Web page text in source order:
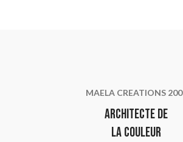
MAELA CREATIONS
Architecte de
la couleur